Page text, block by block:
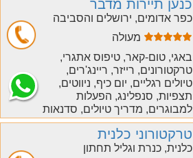
כנען תיירות מדבר
כפר אדומים, ירושלים והסביבה
מעולה
באגי, טום-קאר, טיפוס אתגרי,
טרקטורונים, רייזר, ריינג'רים,
טיולים רגליים, יום כיף, ניווטים,
תצפיות, סנפלינג, הפעלות
למבוגרים, מדריך טיולים, סדנאות
חייג
טרקטורוני כלנית
כלנית, כנרת וגליל תחתון